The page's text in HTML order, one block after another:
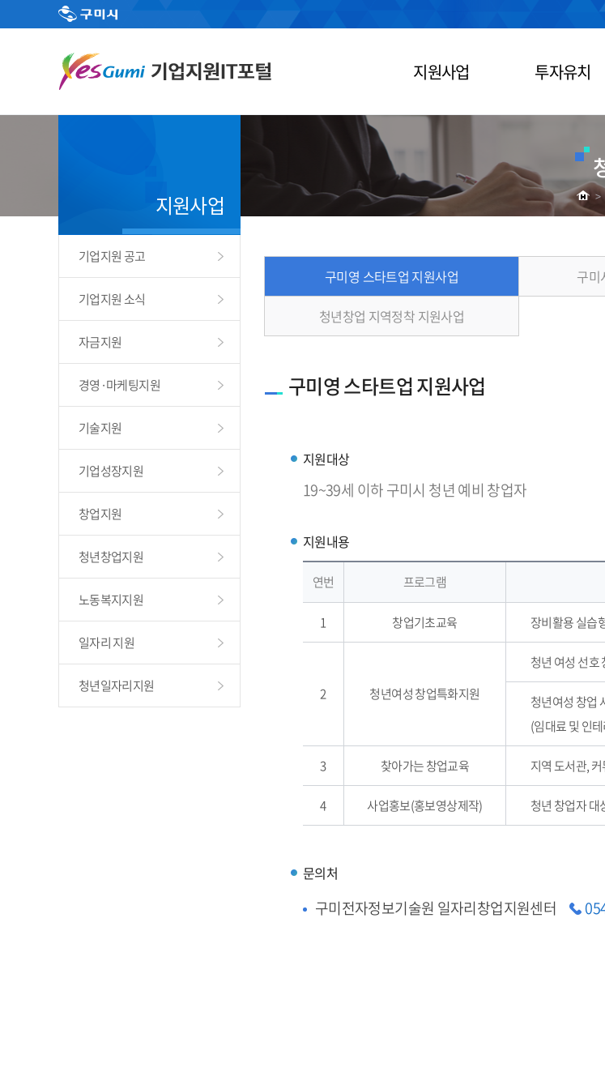
지원사업 투자유치
>
지원사업
기업지원 공고
기업지원 소식
자금지원
경영·마케팅지원
기술지원
기업성장지원
창업지원
청년창업지원
노동복지지원
일자리 지원
청년일자리지원
구미영 스타트업 지원사업 구미
청년창업 지역정착 지원사업
구미영 스타트업 지원사업
지원대상
19~39세 이하 구미시 청년 예비 창업자
지원내용
연번 프로그램
1 창업기초교육 장비활용 실습
2 청년여성 창업특화지원
청년 여성 선호
청년여성 창업
(임대료 및 인
3 찾아가는 창업교육 지역 도서관,
4 사업홍보(홍보영상제작) 청년 창업자 대
문의처
구미전자정보기술원 일자리창업지원센터